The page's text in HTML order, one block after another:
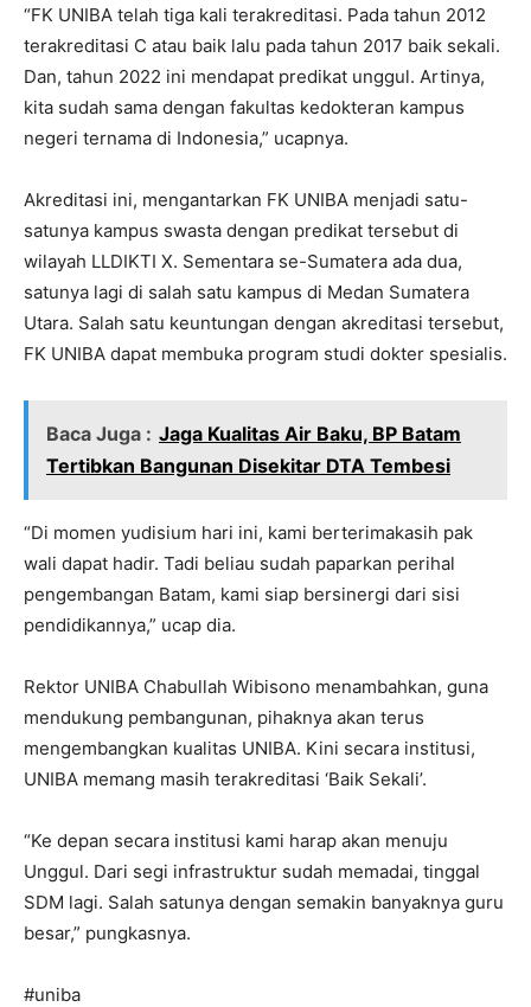
“FK UNIBA telah tiga kali terakreditasi. Pada tahun 2012
terakreditasi C atau baik lalu pada tahun 2017 baik sekali.
Dan, tahun 2022 ini mendapat predikat unggul. Artinya,
kita sudah sama dengan fakultas kedokteran kampus
negeri ternama di Indonesia,” ucapnya.
Akreditasi ini, mengantarkan FK UNIBA menjadi satu-
satunya kampus swasta dengan predikat tersebut di
wilayah LLDIKTI X. Sementara se-Sumatera ada dua,
satunya lagi di salah satu kampus di Medan Sumatera
Utara. Salah satu keuntungan dengan akreditasi tersebut,
FK UNIBA dapat membuka program studi dokter spesialis.
Baca Juga : Jaga Kualitas Air Baku, BP Batam
Tertibkan Bangunan Disekitar DTA Tembesi
“Di momen yudisium hari ini, kami berterimakasih pak
wali dapat hadir. Tadi beliau sudah paparkan perihal
pengembangan Batam, kami siap bersinergi dari sisi
pendidikannya,” ucap dia.
Rektor UNIBA Chabullah Wibisono menambahkan, guna
mendukung pembangunan, pihaknya akan terus
mengembangkan kualitas UNIBA. Kini secara institusi,
UNIBA memang masih terakreditasi ‘Baik Sekali’.
“Ke depan secara institusi kami harap akan menuju
Unggul. Dari segi infrastruktur sudah memadai, tinggal
SDM lagi. Salah satunya dengan semakin banyaknya guru
besar,” pungkasnya.
#uniba